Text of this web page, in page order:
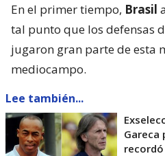
En el primer tiempo, Brasil
tal punto que los defensas
jugaron gran parte de esta
mediocampo.
Lee también...
Gareca